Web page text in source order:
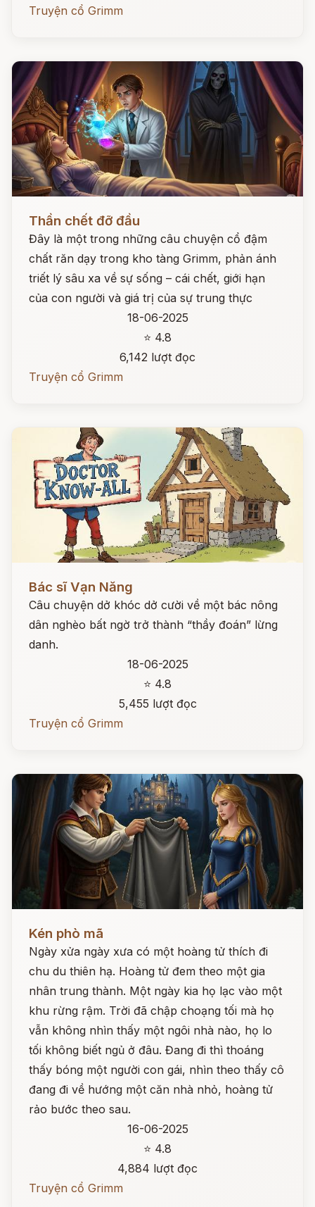
Truyện cổ Grimm
Đọc ngay
Thần chết đỡ đầu
Đây là một trong những câu chuyện cổ đậm
chất răn dạy trong kho tàng Grimm, phản ánh
triết lý sâu xa về sự sống – cái chết, giới hạn
của con người và giá trị của sự trung thực
18-06-2025
⭐ 4.8
6,142 lượt đọc
Truyện cổ Grimm
Bác sĩ Vạn Năng
Câu chuyện dở khóc dở cười về một bác nông
dân nghèo bất ngờ trở thành “thầy đoán” lừng
danh.
18-06-2025
⭐ 4.8
5,455 lượt đọc
Truyện cổ Grimm
Kén phò mã
Ngày xửa ngày xưa có một hoàng tử thích đi
chu du thiên hạ. Hoàng tử đem theo một gia
nhân trung thành. Một ngày kia họ lạc vào một
khu rừng rậm. Trời đã chập choạng tối mà họ
vẫn không nhìn thấy một ngôi nhà nào, họ lo
tối không biết ngủ ở đâu. Đang đi thì thoáng
thấy bóng một người con gái, nhìn theo thấy cô
đang đi về hướng một căn nhà nhỏ, hoàng tử
rảo bước theo sau.
16-06-2025
⭐ 4.8
4,884 lượt đọc
Truyện cổ Grimm